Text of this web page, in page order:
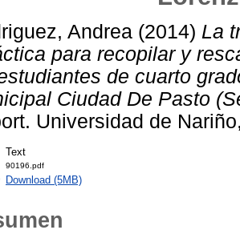
Andrea (2014) La
para recopilar y
de cuarto
Ciudad De Pasto
Universidad de
Text
90196.pdf
Download (5MB)